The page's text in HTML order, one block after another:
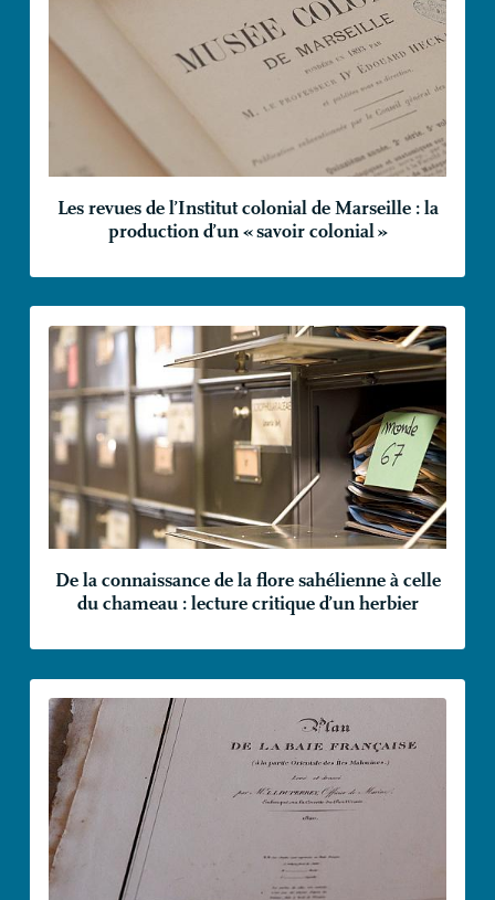
Les revues de l’Institut colonial de Marseille : la
production d’un «savoir colonial»
De la connaissance de la flore sahélienne à celle
du chameau : lecture critique d’un herbier